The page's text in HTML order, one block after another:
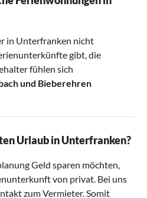
in Unterfranken nicht
gibt, die
fühlen sich
und Bieberehren
Urlaub in Unterfranken?
Geld sparen möchten,
von privat. Bei uns
zum Vermieter. Somit